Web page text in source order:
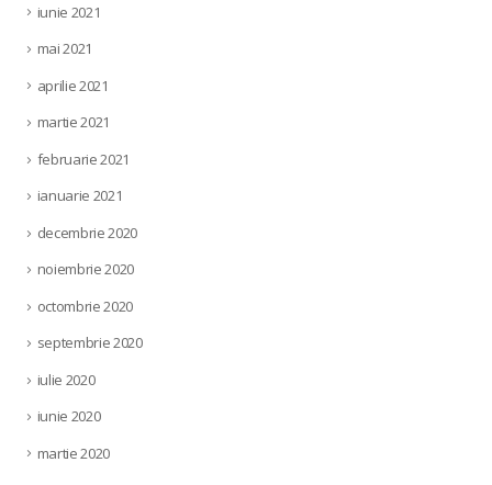
iunie 2021
mai 2021
aprilie 2021
martie 2021
februarie 2021
ianuarie 2021
decembrie 2020
noiembrie 2020
octombrie 2020
septembrie 2020
iulie 2020
iunie 2020
martie 2020